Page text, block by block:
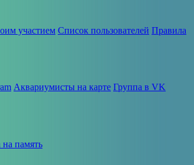
участием Список пользователей Правила
Аквариумисты на карте Группа в VK
на память